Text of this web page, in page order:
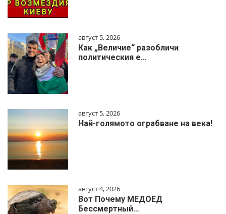
август 5, 2026
Как „Величие“ разобличи
политическия е…
август 5, 2026
Най-голямото ограбване на века!
август 4, 2026
Вот Почему МЕДОЕД
Бессмертный…